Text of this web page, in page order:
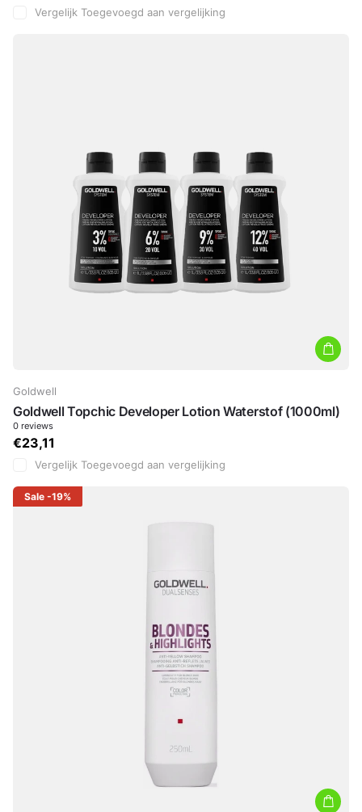
Vergelijk Toegevoegd aan vergelijking
Goldwell
Goldwell Topchic Developer Lotion Waterstof (1000ml)
0 reviews
€23,11
Vergelijk Toegevoegd aan vergelijking
Sale -19%